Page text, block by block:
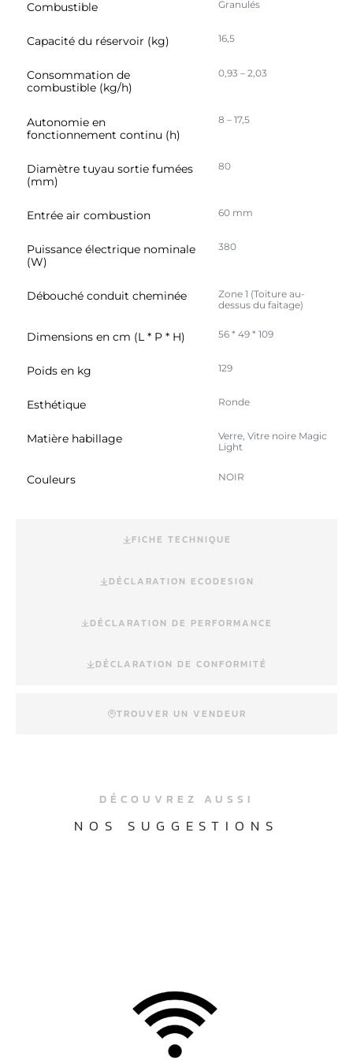
ou qu'ils ont collectées lors de votre utilisation de leurs
Combustible Granulés
Capacité du réservoir (kg) 16,5
Consommation de
combustible (kg/h)
0,93 – 2,03
Autonomie en
fonctionnement continu (h)
8 – 17,5
Diamètre tuyau sortie fumées
(mm)
80
Entrée air combustion 60 mm
Puissance électrique nominale
(W)
380
Débouché conduit cheminée
Zone 1 (Toiture au-
dessus du faitage)
Dimensions en cm (L * P * H) 56 * 49 * 109
Poids en kg 129
Esthétique Ronde
Matière habillage
Verre, Vitre noire Magic
Light
Couleurs NOIR
FICHE TECHNIQUE
DÉCLARATION ECODESIGN
DÉCLARATION DE PERFORMANCE
DÉCLARATION DE CONFORMITÉ
TROUVER UN VENDEUR
DÉCOUVREZ AUSSI
NOS SUGGESTIONS